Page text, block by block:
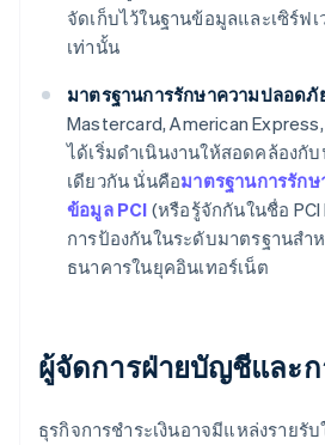
จัดเก็บไว้ในฐานข้อมูลและเซิร์ฟ
เท่านั้น
มาตรฐานการรักษาความปลอดภั
Mastercard, American
ได้เริ่มดำเนินงานให้สอดคล้องกั
เดียวกัน นั่นคือมาตรฐานการรัก
ข้อมูล PCI (หรือรู้จักกันในชื่อ PCI
การป้องกันในระดับมาตรฐานสำ
ธนาคารในยุคอินเทอร์เน็ต
ผู้จัดการฝ่ายบัญชีและก
ธุรกิจการชำระเงินอาจมีแหล่งรายรั